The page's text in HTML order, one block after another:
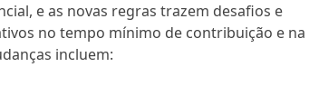
e as novas regras trazem desafios e
no tempo mínimo de contribuição e na
incluem: